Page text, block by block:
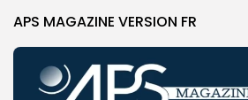
APS MAGAZINE VERSION FR